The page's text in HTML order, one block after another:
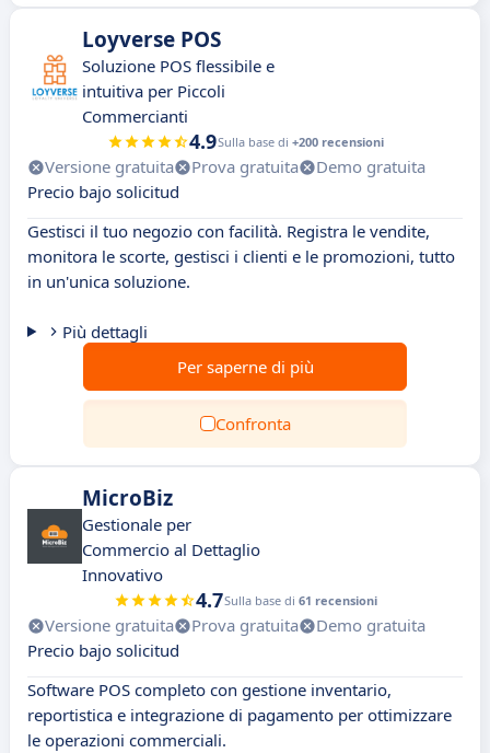
Loyverse POS
Soluzione POS flessibile e
intuitiva per Piccoli
Commercianti
4.9Sulla base di +200 recensioni
Versione gratuita Prova gratuita
Demo gratuita
Precio bajo solicitud
Gestisci il tuo negozio con facilità. Registra le vendite,
monitora le scorte, gestisci i clienti e le promozioni, tutto
in un'unica soluzione.
Più dettagli
Per saperne di più
Confronta
MicroBiz
Gestionale per
Commercio al Dettaglio
Innovativo
4.7Sulla base di 61 recensioni
Versione gratuita Prova gratuita
Demo gratuita
Precio bajo solicitud
Software POS completo con gestione inventario,
reportistica e integrazione di pagamento per ottimizzare
le operazioni commerciali.